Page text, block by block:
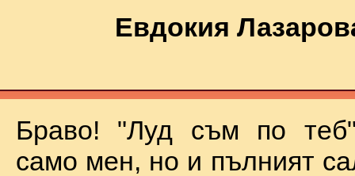
Евдокия
Браво! "Луд съм по
само мен, но и пълният